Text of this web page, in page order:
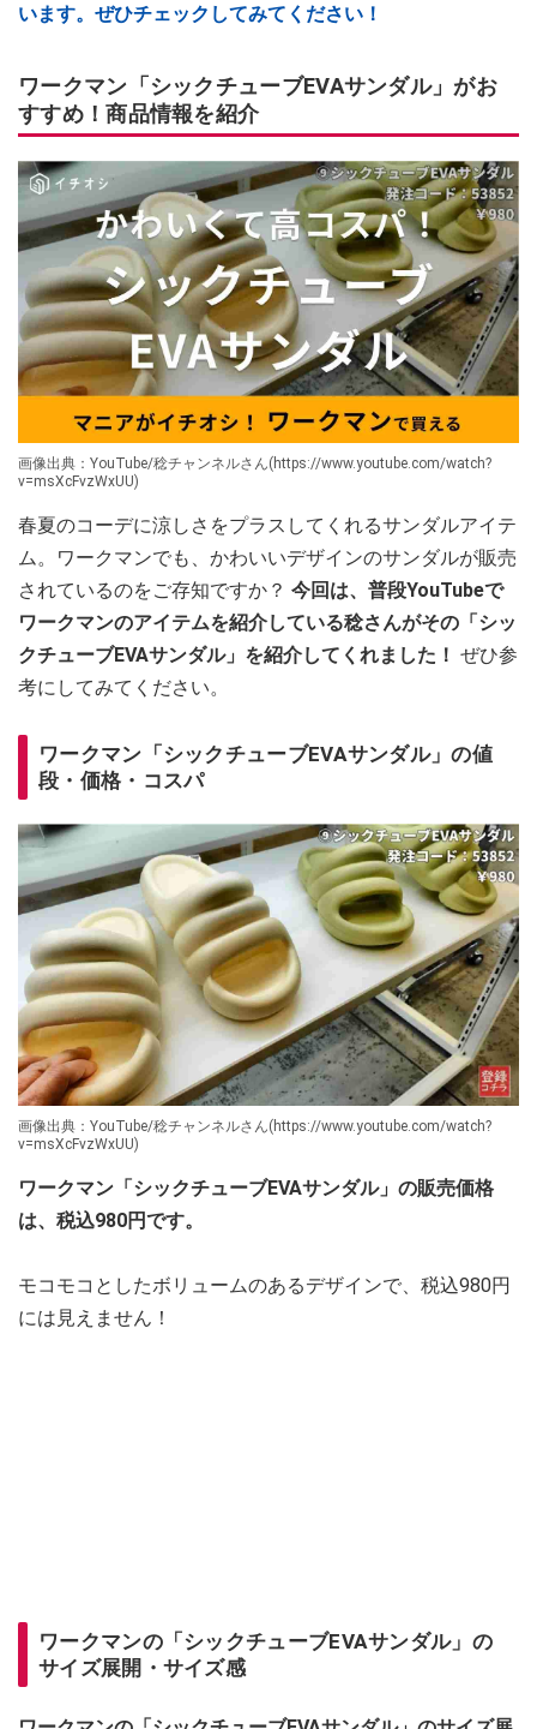
います。ぜひチェックしてみてください！
ワークマン「シックチューブEVAサンダル」がお
すすめ！商品情報を紹介
画像出典：YouTube/稔チャンネルさん(https://www.youtube.com/watch?
v=msXcFvzWxUU)
春夏のコーデに涼しさをプラスしてくれるサンダルアイテ
ム。ワークマンでも、かわいいデザインのサンダルが販売
されているのをご存知ですか？ 今回は、普段YouTubeで
ワークマンのアイテムを紹介している稔さんがその「シッ
クチューブEVAサンダル」を紹介してくれました！ ぜひ参
考にしてみてください。
ワークマン「シックチューブEVAサンダル」の値
段・価格・コスパ
画像出典：YouTube/稔チャンネルさん(https://www.youtube.com/watch?
v=msXcFvzWxUU)
ワークマン「シックチューブEVAサンダル」の販売価格
は、税込980円です。
モコモコとしたボリュームのあるデザインで、税込980円
には見えません！
ワークマンの「シックチューブEVAサンダル」の
サイズ展開・サイズ感